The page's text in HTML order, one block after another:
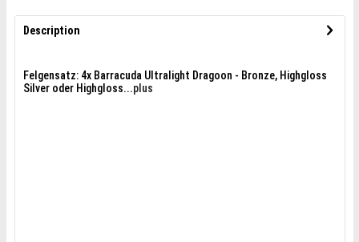
Description
Felgensatz: 4x Barracuda Ultralight Dragoon - Bronze, Highgloss
Silver oder Highgloss...plus